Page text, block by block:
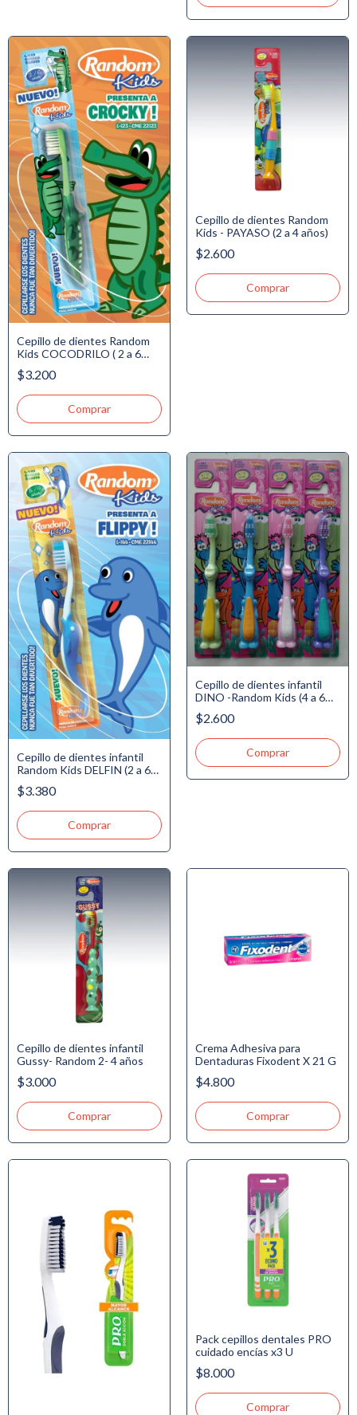
Cepillo de dientes Random
Kids COCODRILO ( 2 a 6
años)
$3.200
Cepillo de dientes Random
Kids - PAYASO (2 a 4 años)
$2.600
Cepillo de dientes infantil
Random Kids DELFIN (2 a 6
años)
$3.380
Cepillo de dientes infantil
DINO -Random Kids (4 a 6
años)
$2.600
Cepillo de dientes infantil
Gussy- Random 2- 4 años
$3.000
Crema Adhesiva para
Dentaduras Fixodent X 21 G
$4.800
Pack cepillos dentales PRO
cuidado encías x3 U
$8.000